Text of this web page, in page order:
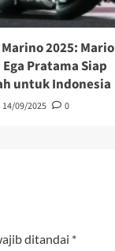
Marino 2025: Mario
Pratama Siap
untuk Indonesia
14/09/2025 0
ditandai *